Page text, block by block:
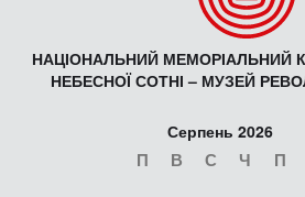
НАЦІОНАЛЬНИЙ МЕМОРІАЛЬНИЙ
НЕБЕСНОЇ СОТНІ – МУЗЕЙ
Серпень 2026
П В С Ч П